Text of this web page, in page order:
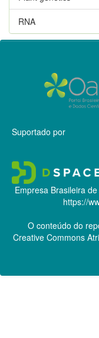
RNA
Suportado por
Empresa Brasileira
https://
O conteúdo do
Creative Commons